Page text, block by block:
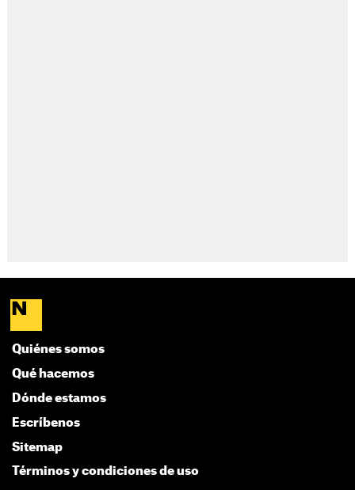
Quiénes somos
Qué hacemos
Dónde estamos
Escríbenos
Sitemap
Términos y condiciones de uso